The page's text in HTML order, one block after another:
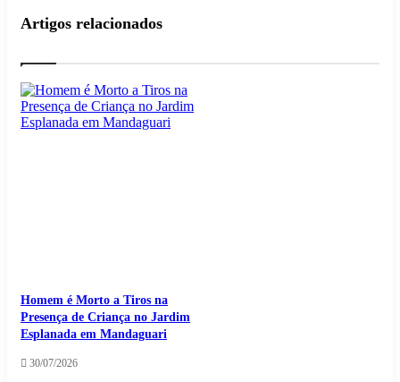
Artigos relacionados
Homem é Morto a Tiros na
Presença de Criança no Jardim
Esplanada em Mandaguari
30/07/2026